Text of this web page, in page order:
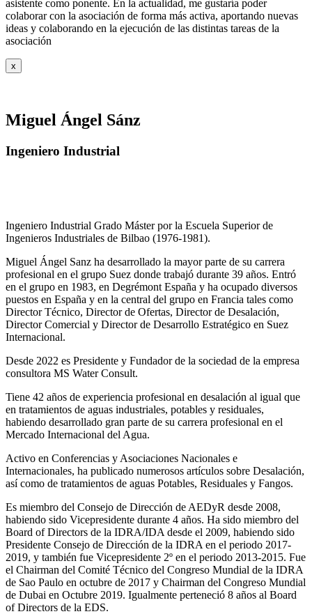
asistente como ponente. En la actualidad, me gustaría poder
colaborar con la asociación de forma más activa, aportando nuevas
ideas y colaborando en la ejecución de las distintas tareas de la
asociación
x
Miguel Ángel Sánz
Ingeniero Industrial
Ingeniero Industrial Grado Máster por la Escuela Superior de
Ingenieros Industriales de Bilbao (1976-1981).
Miguel Ángel Sanz ha desarrollado la mayor parte de su carrera
profesional en el grupo Suez donde trabajó durante 39 años. Entró
en el grupo en 1983, en Degrémont España y ha ocupado diversos
puestos en España y en la central del grupo en Francia tales como
Director Técnico, Director de Ofertas, Director de Desalación,
Director Comercial y Director de Desarrollo Estratégico en Suez
Internacional.
Desde 2022 es Presidente y Fundador de la sociedad de la empresa
consultora MS Water Consult.
Tiene 42 años de experiencia profesional en desalación al igual que
en tratamientos de aguas industriales, potables y residuales,
habiendo desarrollado gran parte de su carrera profesional en el
Mercado Internacional del Agua.
Activo en Conferencias y Asociaciones Nacionales e
Internacionales, ha publicado numerosos artículos sobre Desalación,
así como de tratamientos de aguas Potables, Residuales y Fangos.
Es miembro del Consejo de Dirección de AEDyR desde 2008,
habiendo sido Vicepresidente durante 4 años. Ha sido miembro del
Board of Directors de la IDRA/IDA desde el 2009, habiendo sido
Presidente Consejo de Dirección de la IDRA en el periodo 2017-
2019, y también fue Vicepresidente 2º en el periodo 2013-2015. Fue
el Chairman del Comité Técnico del Congreso Mundial de la IDRA
de Sao Paulo en octubre de 2017 y Chairman del Congreso Mundial
de Dubai en Octubre 2019. Igualmente perteneció 8 años al Board
of Directors de la EDS.